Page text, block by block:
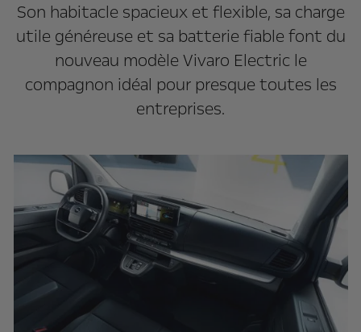
Son habitacle spacieux et flexible, sa charge
utile généreuse et sa batterie fiable font du
nouveau modèle Vivaro Electric le
compagnon idéal pour presque toutes les
entreprises.